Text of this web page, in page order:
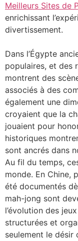
Meilleurs Sites de
enrichissant
divertissement.
Dans l’Égypte
populaires, et des
montrent des
associés à des
également une
croyaient que la
jouaient pour
historiques
sont ancrés dans
Au fil du temps,
monde. En Chine,
été documentés
mah-jong sont
l’évolution des
structurées et
seulement le désir